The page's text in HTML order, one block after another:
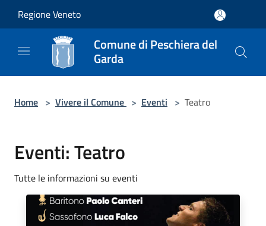
Regione Veneto
Comune di Peschiera del
Garda
Home > Vivere il Comune > Eventi > Teatro
Eventi: Teatro
Tutte le informazioni su eventi